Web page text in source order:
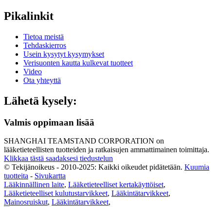
Pikalinkit
Tietoa meistä
Tehdaskierros
Usein kysytyt kysymykset
Verisuonten kautta kulkevat tuotteet
Video
Ota yhteyttä
Lähetä kysely:
Valmis oppimaan lisää
SHANGHAI TEAMSTAND CORPORATION on
lääketieteellisten tuotteiden ja ratkaisujen ammattimainen toimittaja.
Klikkaa tästä saadaksesi tiedustelun
© Tekijänoikeus - 2010-2025: Kaikki oikeudet pidätetään. Kuumia
tuotteita - Sivukartta
Lääkinnällinen laite, Lääketieteelliset kertakäyttöiset,
Lääketieteelliset kulutustarvikkeet, Lääkintätarvikkeet,
Mainosruiskut, Lääkintätarvikkeet,